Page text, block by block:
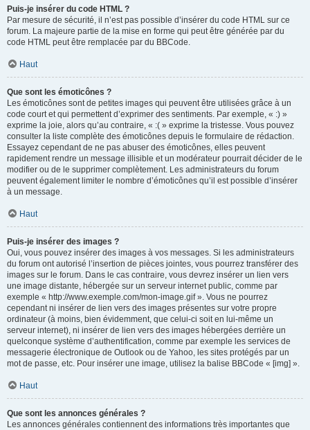
Puis-je insérer du code HTML ?
Par mesure de sécurité, il n’est pas possible d’insérer du code HTML sur ce
forum. La majeure partie de la mise en forme qui peut être générée par du
code HTML peut être remplacée par du BBCode.
Haut
Que sont les émoticônes ?
Les émoticônes sont de petites images qui peuvent être utilisées grâce à un
code court et qui permettent d’exprimer des sentiments. Par exemple, « :) »
exprime la joie, alors qu’au contraire, « :( » exprime la tristesse. Vous pouvez
consulter la liste complète des émoticônes depuis le formulaire de rédaction.
Essayez cependant de ne pas abuser des émoticônes, elles peuvent
rapidement rendre un message illisible et un modérateur pourrait décider de le
modifier ou de le supprimer complètement. Les administrateurs du forum
peuvent également limiter le nombre d’émoticônes qu’il est possible d’insérer
à un message.
Haut
Puis-je insérer des images ?
Oui, vous pouvez insérer des images à vos messages. Si les administrateurs
du forum ont autorisé l’insertion de pièces jointes, vous pourrez transférer des
images sur le forum. Dans le cas contraire, vous devrez insérer un lien vers
une image distante, hébergée sur un serveur internet public, comme par
exemple « http://www.exemple.com/mon-image.gif ». Vous ne pourrez
cependant ni insérer de lien vers des images présentes sur votre propre
ordinateur (à moins, bien évidemment, que celui-ci soit en lui-même un
serveur internet), ni insérer de lien vers des images hébergées derrière un
quelconque système d’authentification, comme par exemple les services de
messagerie électronique de Outlook ou de Yahoo, les sites protégés par un
mot de passe, etc. Pour insérer une image, utilisez la balise BBCode « [img] ».
Haut
Que sont les annonces générales ?
Les annonces générales contiennent des informations très importantes que